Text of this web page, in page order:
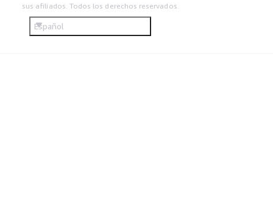
sus afiliados. Todos los derechos reservados.
Español